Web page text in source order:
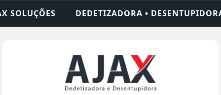
• DESENTUPIDORA • LIMPEZA DE FOSSA • 24